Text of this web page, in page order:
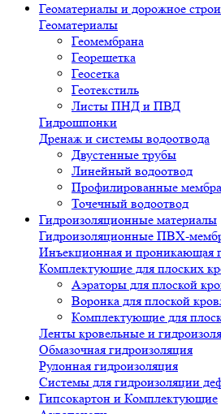
Геоматериалы и дорожное
Геоматериалы
Геомембрана
Георешетка
Геосетка
Геотекстиль
Листы ПНД и ПВД
Гидрошпонки
Дренаж и системы водоотвода
Двустенные трубы
Линейный водоотвод
Профилированные
Точечный водоотвод
Гидроизоляционные материалы
Гидроизоляционные ПВХ-
Инъекционная и проникающая
Комплектующие для плоских
Аэраторы для плоской
Воронка для плоской
Комплектующие для
Ленты кровельные и
Обмазочная гидроизоляция
Рулонная гидроизоляция
Системы для гидроизоляции
Гипсокартон и Комплектующие